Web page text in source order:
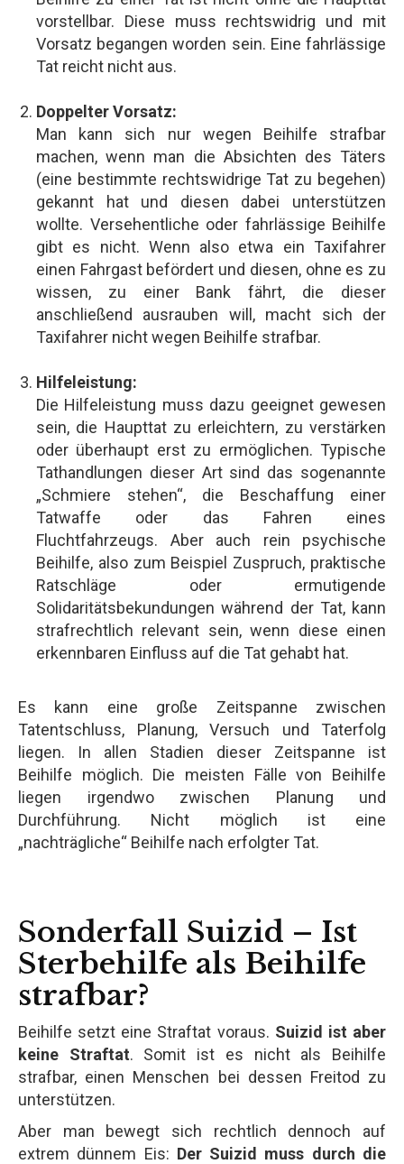
vorstellbar. Diese muss rechtswidrig und mit
Vorsatz begangen worden sein. Eine fahrlässige
Tat reicht nicht aus.
Doppelter Vorsatz:
Man kann sich nur wegen Beihilfe strafbar
machen, wenn man die Absichten des Täters
(eine bestimmte rechtswidrige Tat zu begehen)
gekannt hat und diesen dabei unterstützen
wollte. Versehentliche oder fahrlässige Beihilfe
gibt es nicht. Wenn also etwa ein Taxifahrer
einen Fahrgast befördert und diesen, ohne es zu
wissen, zu einer Bank fährt, die dieser
anschließend ausrauben will, macht sich der
Taxifahrer nicht wegen Beihilfe strafbar.
Hilfeleistung:
Die Hilfeleistung muss dazu geeignet gewesen
sein, die Haupttat zu erleichtern, zu verstärken
oder überhaupt erst zu ermöglichen. Typische
Tathandlungen dieser Art sind das sogenannte
„Schmiere stehen“, die Beschaffung einer
Tatwaffe oder das Fahren eines
Fluchtfahrzeugs. Aber auch rein psychische
Beihilfe, also zum Beispiel Zuspruch, praktische
Ratschläge oder ermutigende
Solidaritätsbekundungen während der Tat, kann
strafrechtlich relevant sein, wenn diese einen
erkennbaren Einfluss auf die Tat gehabt hat.
Es kann eine große Zeitspanne zwischen
Tatentschluss, Planung, Versuch und Taterfolg
liegen. In allen Stadien dieser Zeitspanne ist
Beihilfe möglich. Die meisten Fälle von Beihilfe
liegen irgendwo zwischen Planung und
Durchführung. Nicht möglich ist eine
„nachträgliche“ Beihilfe nach erfolgter Tat.
Sonderfall Suizid – Ist
Sterbehilfe als Beihilfe
strafbar?
Beihilfe setzt eine Straftat voraus. Suizid ist aber
keine Straftat. Somit ist es nicht als Beihilfe
strafbar, einen Menschen bei dessen Freitod zu
unterstützen.
Aber man bewegt sich rechtlich dennoch auf
extrem dünnem Eis: Der Suizid muss durch die